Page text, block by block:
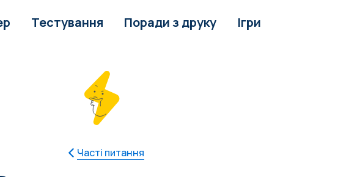
Тестування Поради з друку Ігри
Часті питання